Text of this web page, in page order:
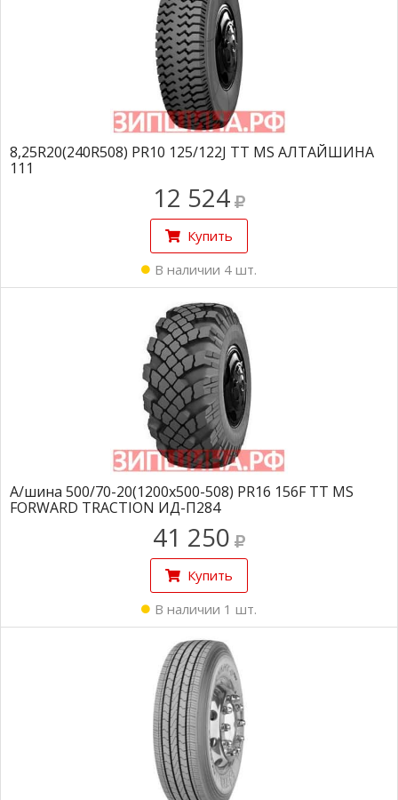
8,25R20(240R508) PR10 125/122J TT MS АЛТАЙШИНА
111
12 524
Купить
В наличии 4 шт.
А/шина 500/70-20(1200х500-508) PR16 156F TT MS
FORWARD TRACTION ИД-П284
41 250
Купить
В наличии 1 шт.